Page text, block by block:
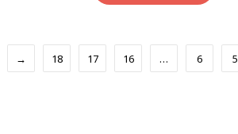
5
6
…
16
17
18
←